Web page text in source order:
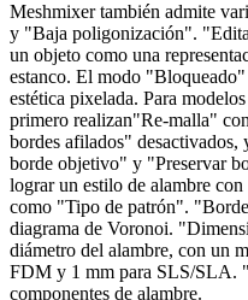
Meshmixer también admite
y "Baja poligonización".
un objeto como una
estanco. El modo
estética pixelada. Para
primero realizan"Re-malla"
bordes afilados"
borde objetivo" y "Preservar
lograr un estilo de alambre
como "Tipo de patrón".
diagrama de Voronoi.
diámetro del alambre, con un
FDM y 1 mm para SLS/SLA.
componentes de alambre.